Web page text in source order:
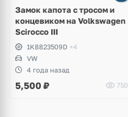
Замок капота с тросом и
концевиком на Volkswagen
Scirocco III
1K8823509D +4
VW
4 года назад
5,500 ₽ 750